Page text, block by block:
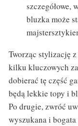
szczegółowe,
bluzka może
Tworząc stylizację
kilku kluczowych
dobierać tę część
będą lekkie topy i
Po drugie, zwróć
wyszukana i